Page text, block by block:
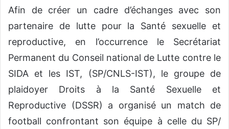
Afin de créer un cadre d’échanges avec son
partenaire de lutte pour la Santé sexuelle et
reproductive, en l’occurrence le Secrétariat
Permanent du Conseil national de Lutte contre le
SIDA et les IST, (SP/CNLS-IST), le groupe de
plaidoyer Droits à la Santé Sexuelle et
Reproductive (DSSR) a organisé un match de
football confrontant son équipe à celle du SP/